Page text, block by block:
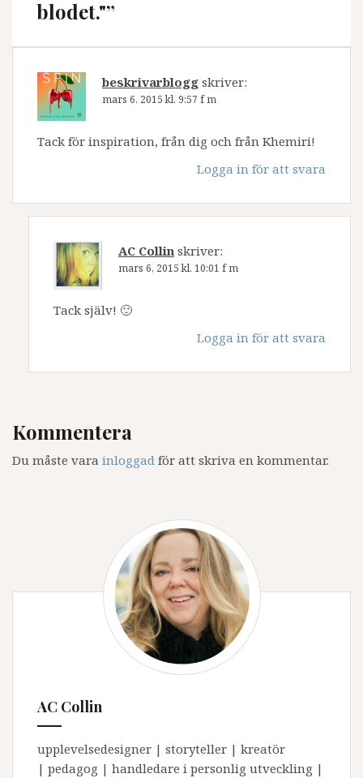
a
blodet."”
beskrivarblogg skriver:
mars 6, 2015 kl. 9:57 f m
Tack för inspiration, från dig och från Khemiri!
Logga in för att svara
AC Collin skriver:
mars 6, 2015 kl. 10:01 f m
Tack själv! 🙂
Logga in för att svara
Kommentera
Du måste vara inloggad för att skriva en kommentar.
AC Collin
upplevelsedesigner | storyteller | kreatör
| pedagog | handledare i personlig utveckling |